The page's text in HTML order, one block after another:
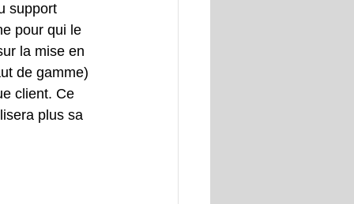
support
pour qui le
la mise en
de gamme)
client. Ce
plus sa